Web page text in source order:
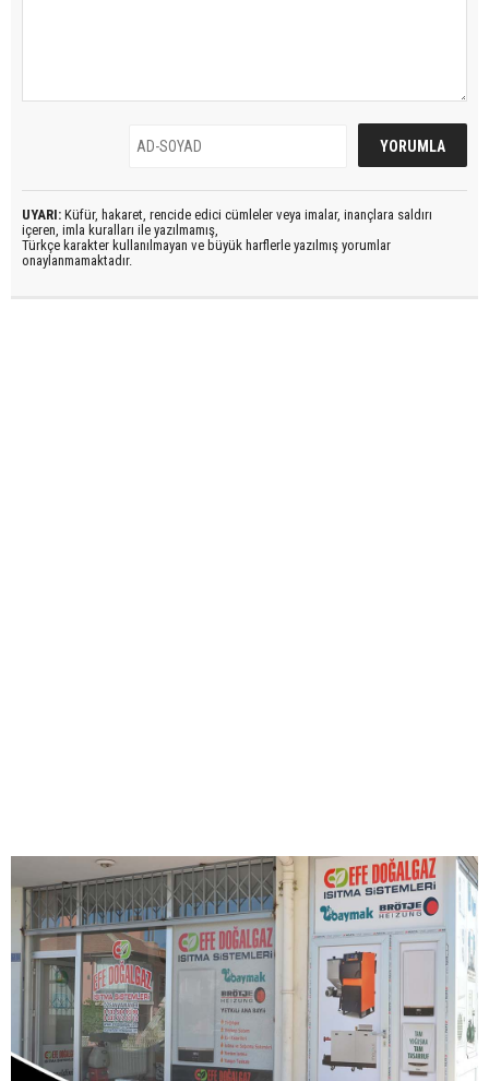
UYARI: Küfür, hakaret, rencide edici cümleler veya imalar, inançlara saldırı
içeren, imla kuralları ile yazılmamış,
Türkçe karakter kullanılmayan ve büyük harflerle yazılmış yorumlar
onaylanmamaktadır.